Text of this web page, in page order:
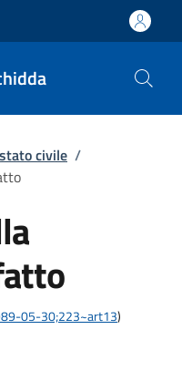
civile /
05-30;223~art13)